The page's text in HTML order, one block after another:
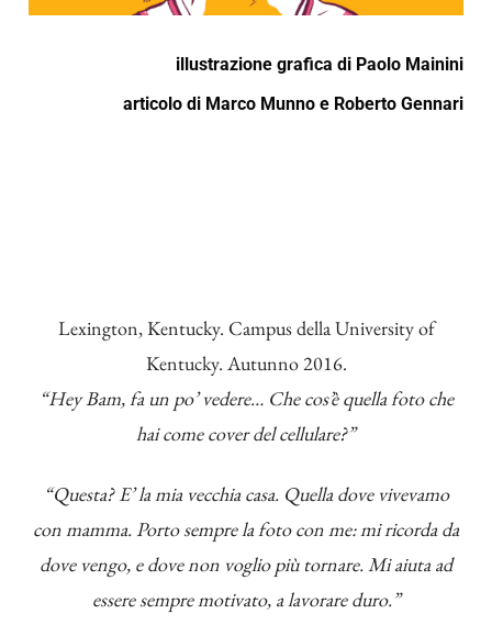
illustrazione grafica di Paolo Mainini
articolo di Marco Munno e Roberto Gennari
Lexington, Kentucky. Campus della University of
Kentucky. Autunno 2016.
“Hey Bam, fa un po’ vedere… Che cos’è quella foto che
hai come cover del cellulare?”
“Questa? E’ la mia vecchia casa. Quella dove vivevamo
con mamma. Porto sempre la foto con me: mi ricorda da
dove vengo, e dove non voglio più tornare. Mi aiuta ad
essere sempre motivato, a lavorare duro.”